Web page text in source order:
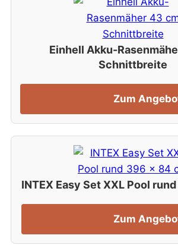
Einhell Akku-
Schnittbreite
Zum
INTEX Easy Set XXL Pool
Zum